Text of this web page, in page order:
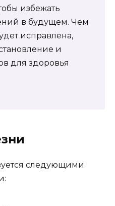
избежать
в будущем. Чем
исправлена,
и
для здоровья
следующими